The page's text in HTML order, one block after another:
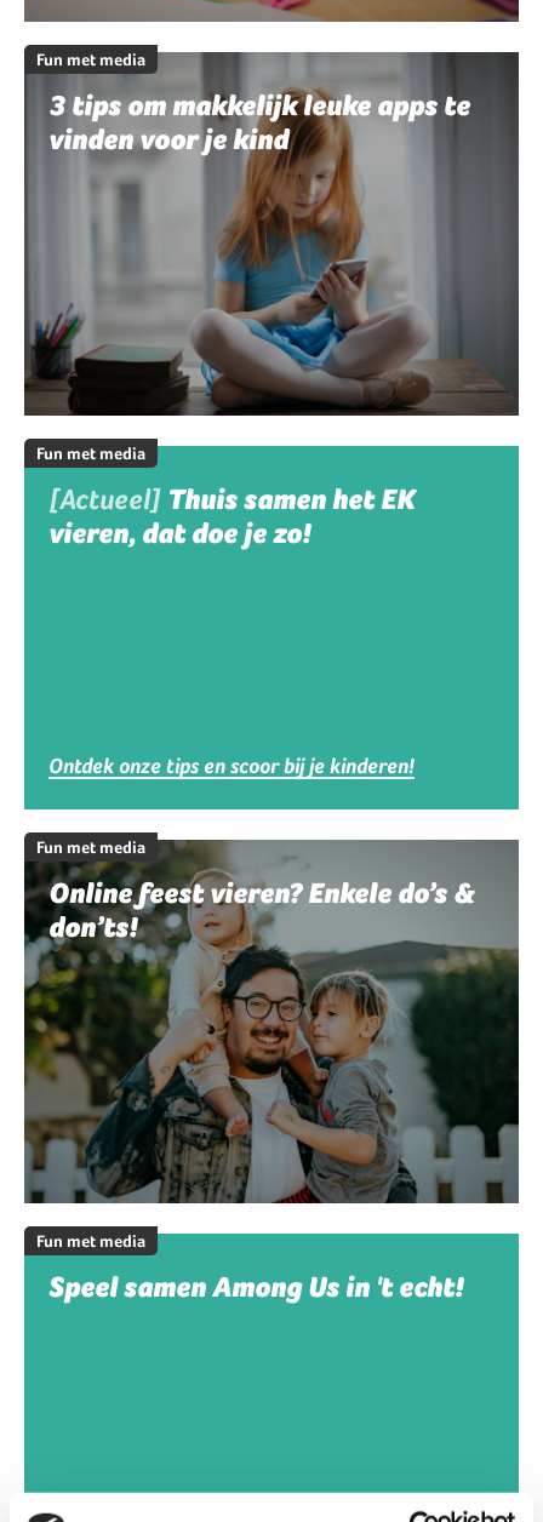
Fun met media
3 tips om makkelijk leuke apps te
vinden voor je kind
Fun met media
[Actueel] Thuis samen het EK
vieren, dat doe je zo!
Ontdek onze tips en scoor bij je kinderen!
Fun met media
Online feest vieren? Enkele do’s &
don’ts!
Fun met media
Speel samen Among Us in 't echt!